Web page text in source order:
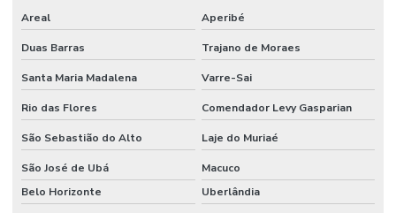
Areal Aperibé
Duas Barras Trajano de Moraes
Santa Maria Madalena Varre-Sai
Rio das Flores Comendador Levy Gasparian
São Sebastião do Alto Laje do Muriaé
São José de Ubá
Macuco
Belo Horizonte
Uberlândia